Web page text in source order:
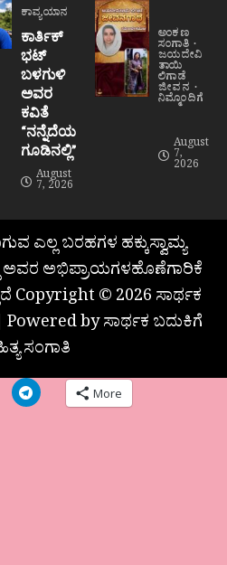
ಕಾವ್ಯಯಾನ
ಕಾರ್ತಿಕ್
ಭಟ್
ಬಳಗುಳಿ
ಅವರ
ಕವಿತೆ
“ನನ್ನೆದೆಯ
ಗೂಡಿನಲ್ಲಿ”
August
7, 2026
ಅಂಕಣ
ಸಂಗಾತಿ
ಜಯದೇವಿ
ತಾಯಿ
ಲಿಗಾಡೆ
ಜೀವನ
ನಿಮ್ಮೊಂದಿಗೆ
August
7,
2026
ಎಲ್ಲ ಬರಹಗಳ ಹಕ್ಕುಸ್ವಾಮ್ಯ
ಅವರ ಅಭಿಪ್ರಾಯಗಳಹೊಣೆಗಾರಿಕೆ
Copyright © 2026 ಸಾರ್ಥಕ
Powered by ಸಾರ್ಥಕ ಬದುಕಿಗೆ
ಸಂಗಾತಿ
More